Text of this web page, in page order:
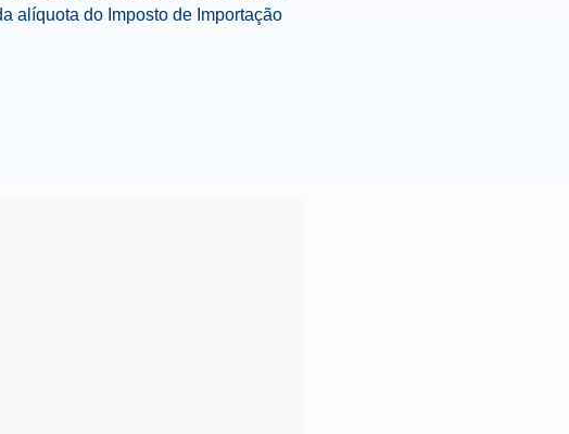
alíquota do Imposto de Importação